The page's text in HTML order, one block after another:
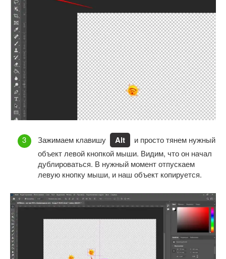
Зажимаем клавишу Alt
и просто тянем нужный
объект левой кнопкой мыши. Видим, что он начал
дублироваться. В нужный момент отпускаем
левую кнопку мыши, и наш объект копируется.